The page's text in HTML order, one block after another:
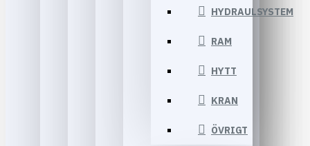
HYDRAULSYSTEM
RAM
HYTT
KRAN
ÖVRIGT